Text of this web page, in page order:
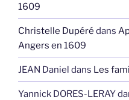
1609
Christelle Dupéré dans
Angers en 1609
JEAN Daniel dans Les
Yannick DORES-LERAY